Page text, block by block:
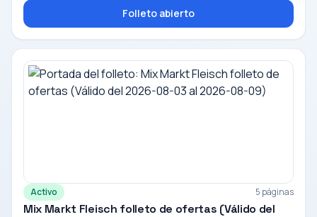
Folleto abierto
Activo 5 páginas
Mix Markt Fleisch folleto de ofertas (Válido del